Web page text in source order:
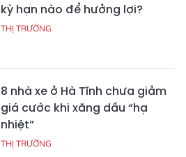
kỳ hạn nào để hưởng lợi?
THỊ TRƯỜNG
8 nhà xe ở Hà Tĩnh chưa giảm
giá cước khi xăng dầu “hạ
nhiệt”
THỊ TRƯỜNG